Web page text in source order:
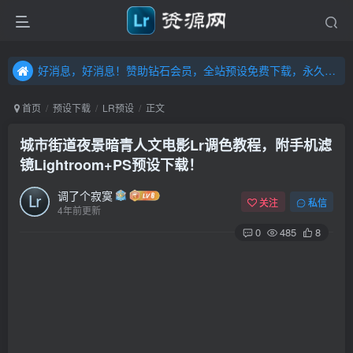
好消息，好消息！赞助钻石会员，全站预设免费下载，永久钻石会员，”送“万元超值资源，内容丰富，容量高达20T，不断更新！点击进入……
好消息，好消息！赞助钻石会员，全站预设免费下载，永久钻石会员，”送“万元超值资源，内容丰富，容量高达20T，不断更新！点击进入……
首页 预设下载 LR预设 正文
城市街道夜景暗青人文电影Lr调色教程，附手机滤
镜Lightroom+PS预设下载！
调了个寂寞
4年前更新
关注 私信
0 485 8